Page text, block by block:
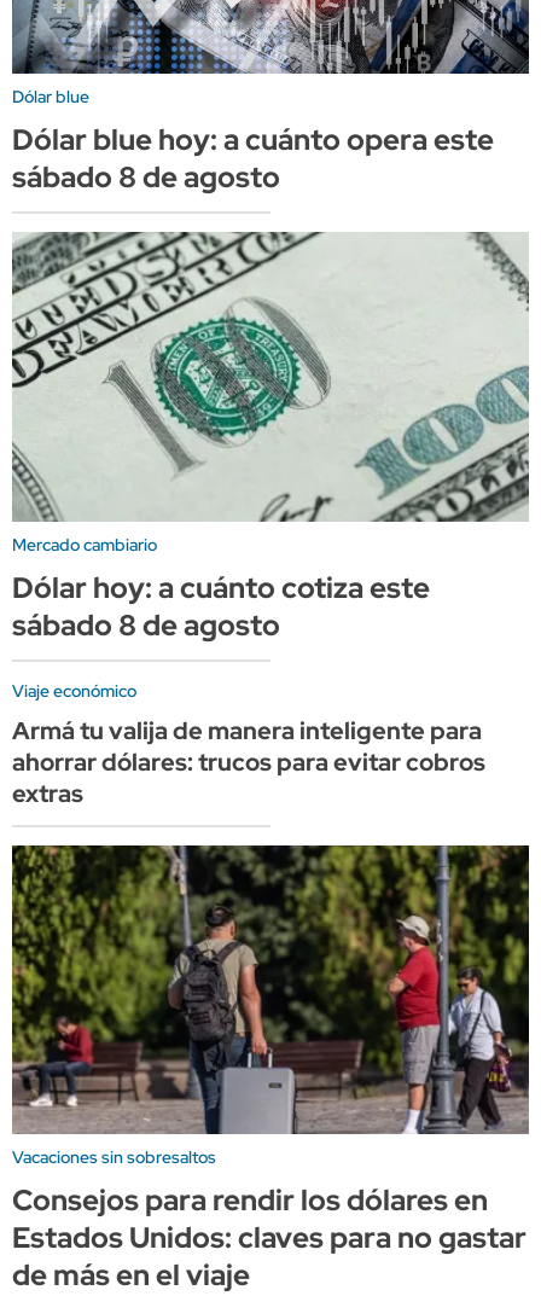
Dólar blue
Dólar blue hoy: a cuánto opera este
sábado 8 de agosto
Mercado cambiario
Dólar hoy: a cuánto cotiza este
sábado 8 de agosto
Viaje económico
Armá tu valija de manera inteligente para
ahorrar dólares: trucos para evitar cobros
extras
Vacaciones sin sobresaltos
Consejos para rendir los dólares en
Estados Unidos: claves para no gastar
de más en el viaje